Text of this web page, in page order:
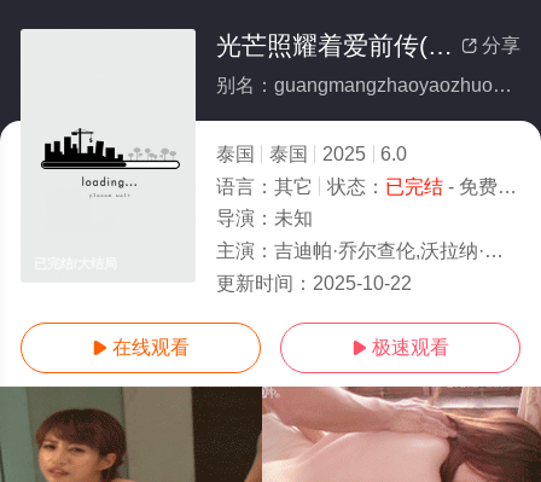
 分享
光芒照耀着爱前传(全集)
别名：guangmangzhaoyaozhuoaiqianchuan
泰国 泰国 2025
6.0
语言： 其它 状态： 已完结- 免费在线观看
导演： 未知
主演： 吉迪帕·乔尔查伦,沃拉纳·拉塔纳帕斯,Nix,Ketchanat
更新时间： 2025-10-22
 在线观看  极速观看